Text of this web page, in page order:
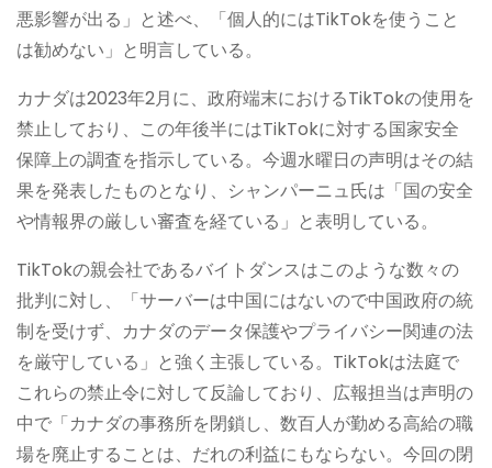
悪影響が出る」と述べ、「個人的にはTikTokを使うこと
は勧めない」と明言している。
カナダは2023年2月に、政府端末におけるTikTokの使用を
禁止しており、この年後半にはTikTokに対する国家安全
保障上の調査を指示している。今週水曜日の声明はその結
果を発表したものとなり、シャンパーニュ氏は「国の安全
や情報界の厳しい審査を経ている」と表明している。
TikTokの親会社であるバイトダンスはこのような数々の
批判に対し、「サーバーは中国にはないので中国政府の統
制を受けず、カナダのデータ保護やプライバシー関連の法
を厳守している」と強く主張している。TikTokは法庭で
これらの禁止令に対して反論しており、広報担当は声明の
中で「カナダの事務所を閉鎖し、数百人が勤める高給の職
場を廃止することは、だれの利益にもならない。今回の閉